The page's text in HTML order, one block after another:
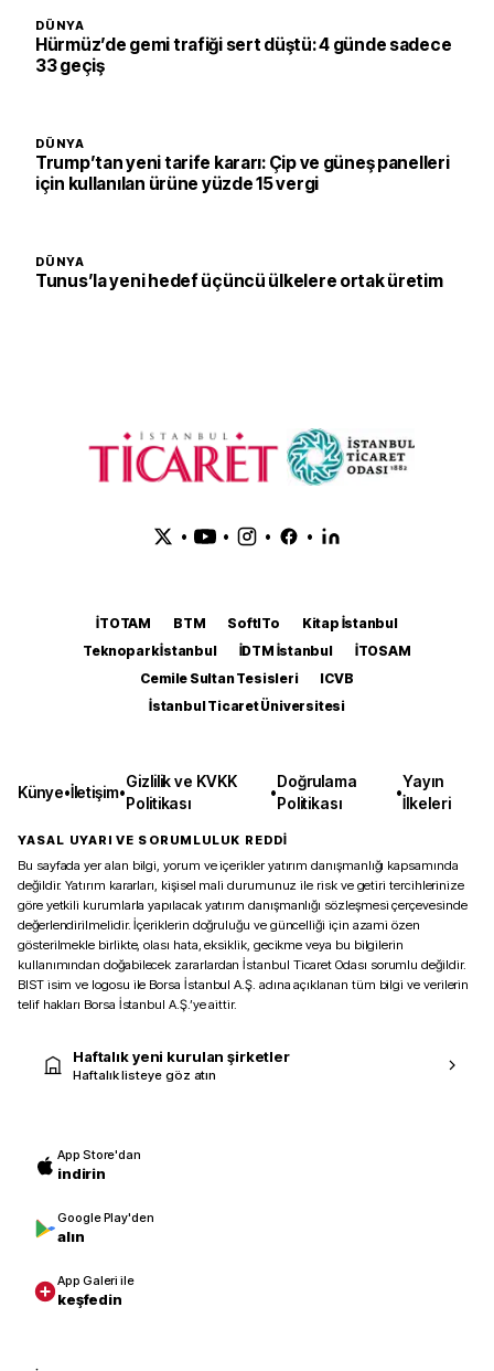
DÜNYA
Hürmüz’de gemi trafiği sert düştü: 4 günde sadece
33 geçiş
DÜNYA
Trump’tan yeni tarife kararı: Çip ve güneş panelleri
için kullanılan ürüne yüzde 15 vergi
DÜNYA
Tunus’la yeni hedef üçüncü ülkelere ortak üretim
• • • •
İTOTAM BTM SoftITo
Kitap İstanbul
Teknopark İstanbul
İDTM İstanbul
İTOSAM
Cemile Sultan Tesisleri
ICVB
İstanbul Ticaret Üniversitesi
Künye•İletişim•
Gizlilik ve KVKK
Politikası
•
Doğrulama
Politikası
•
Yayın
İlkeleri
YASAL UYARI VE SORUMLULUK REDDİ
Bu sayfada yer alan bilgi, yorum ve içerikler yatırım danışmanlığı kapsamında
değildir. Yatırım kararları, kişisel mali durumunuz ile risk ve getiri tercihlerinize
göre yetkili kurumlarla yapılacak yatırım danışmanlığı sözleşmesi çerçevesinde
değerlendirilmelidir. İçeriklerin doğruluğu ve güncelliği için azami özen
gösterilmekle birlikte, olası hata, eksiklik, gecikme veya bu bilgilerin
kullanımından doğabilecek zararlardan İstanbul Ticaret Odası sorumlu değildir.
BIST isim ve logosu ile Borsa İstanbul A.Ş. adına açıklanan tüm bilgi ve verilerin
telif hakları Borsa İstanbul A.Ş.’ye aittir.
Haftalık yeni kurulan şirketler
Haftalık listeye göz atın
App Store'dan
indirin
Google Play'den
alın
App Galeri ile
keşfedin